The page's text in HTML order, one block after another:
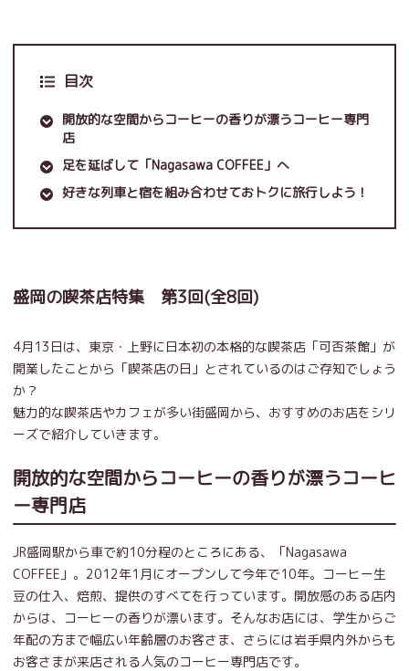
目次
開放的な空間からコーヒーの香りが漂うコーヒー専門
店
足を延ばして「Nagasawa COFFEE」へ
好きな列車と宿を組み合わせておトクに旅行しよう！
盛岡の喫茶店特集 第3回(全8回)
4月13日は、東京・上野に日本初の本格的な喫茶店「可否茶館」が
開業したことから「喫茶店の日」とされているのはご存知でしょう
か？
魅力的な喫茶店やカフェが多い街盛岡から、おすすめのお店をシリ
ーズで紹介していきます。
開放的な空間からコーヒーの香りが漂うコーヒ
ー専門店
JR盛岡駅から車で約10分程のところにある、「Nagasawa
COFFEE」。2012年1月にオープンして今年で10年。コーヒー生
豆の仕入、焙煎、提供のすべてを行っています。開放感のある店内
からは、コーヒーの香りが漂います。そんなお店には、学生からご
年配の方まで幅広い年齢層のお客さま、さらには岩手県内外からも
お客さまが来店される人気のコーヒー専門店です。